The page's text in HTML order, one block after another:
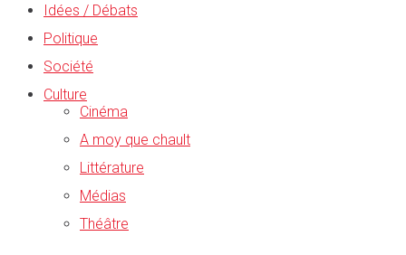
Idées / Débats
Politique
Société
Culture
Cinéma
A moy que chault
Littérature
Médias
Théâtre